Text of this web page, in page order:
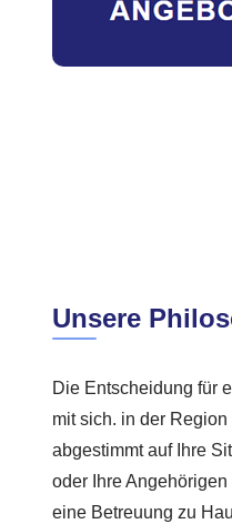
Unsere
Die Entscheidung für
mit sich. in der
abgestimmt auf Ihre
oder Ihre
eine Betreuung zu